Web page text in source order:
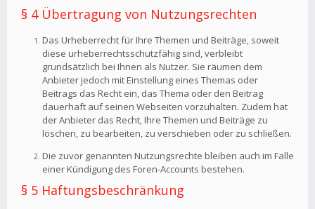
§ 4 Übertragung von Nutzungsrechten
Das Urheberrecht für Ihre Themen und Beiträge, soweit
diese urheberrechtsschutzfähig sind, verbleibt
grundsätzlich bei Ihnen als Nutzer. Sie räumen dem
Anbieter jedoch mit Einstellung eines Themas oder
Beitrags das Recht ein, das Thema oder den Beitrag
dauerhaft auf seinen Webseiten vorzuhalten. Zudem hat
der Anbieter das Recht, Ihre Themen und Beiträge zu
löschen, zu bearbeiten, zu verschieben oder zu schließen.
Die zuvor genannten Nutzungsrechte bleiben auch im Falle
einer Kündigung des Foren-Accounts bestehen.
§ 5 Haftungsbeschränkung